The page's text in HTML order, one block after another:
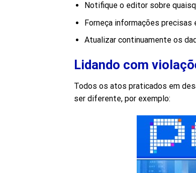
Notifique o editor sobre
Forneça informações precisas
Atualizar continuamente os
Lidando com
Todos os atos praticados em
ser diferente, por exemplo: